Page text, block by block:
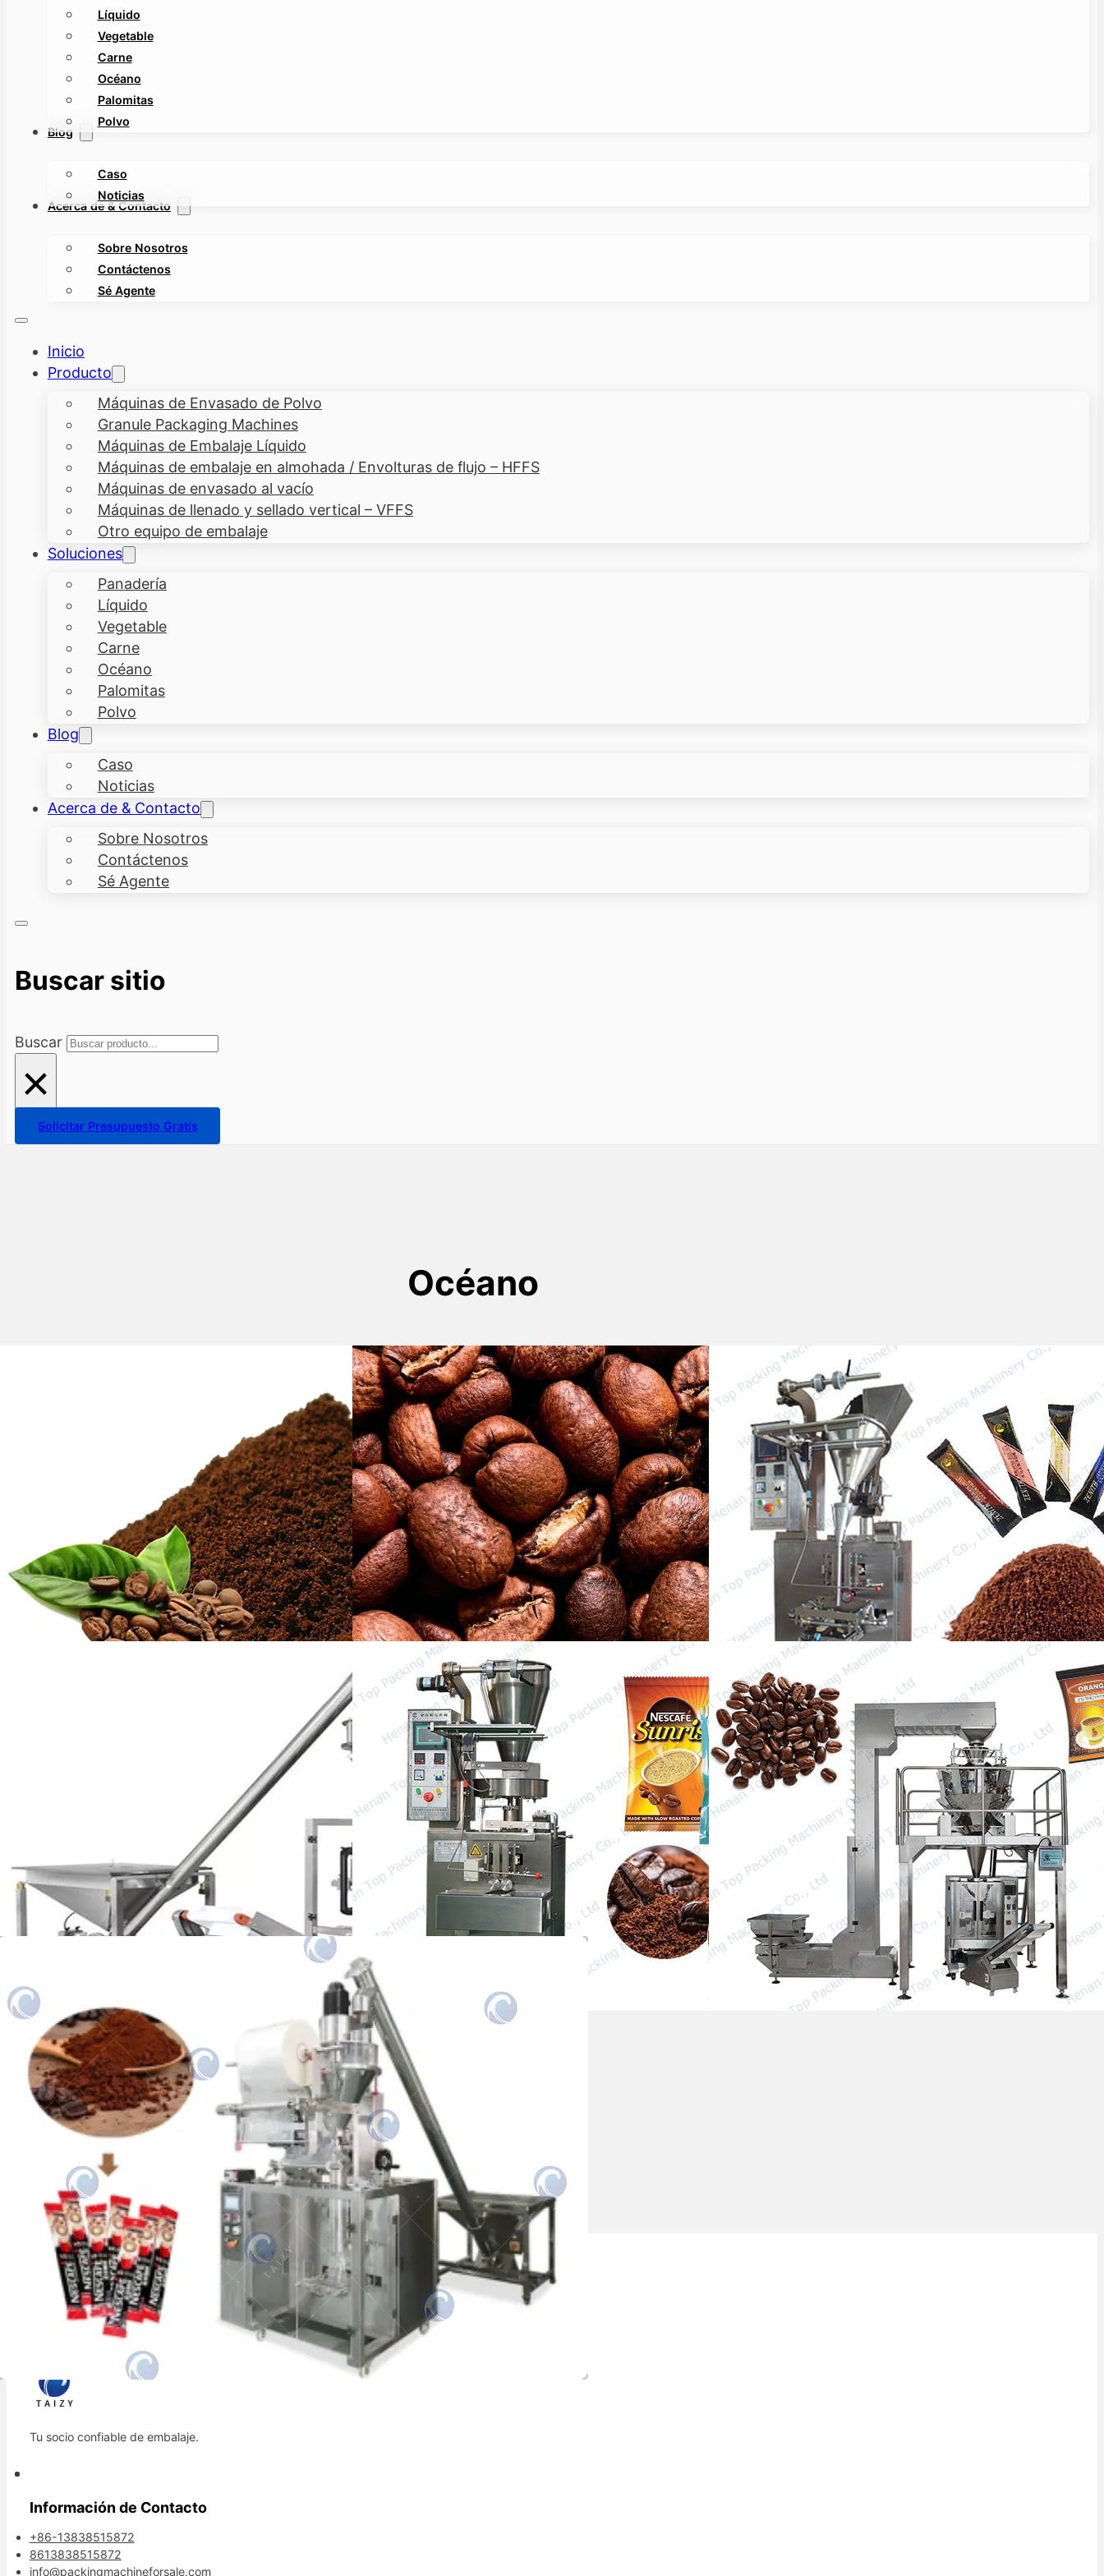
Líquido
Vegetable
Carne
Océano
Palomitas
Polvo
Blog
Caso
Noticias
Acerca de & Contacto
Sobre Nosotros
Contáctenos
Sé Agente
Inicio
Producto
Máquinas de Envasado de Polvo
Granule Packaging Machines
Máquinas de Embalaje Líquido
Máquinas de embalaje en almohada / Envolturas de flujo – HFFS
Máquinas de envasado al vacío
Máquinas de llenado y sellado vertical – VFFS
Otro equipo de embalaje
Soluciones
Panadería
Líquido
Vegetable
Carne
Océano
Palomitas
Polvo
Blog
Caso
Noticias
Acerca de & Contacto
Sobre Nosotros
Contáctenos
Sé Agente
Buscar sitio
Buscar
×
Solicitar Presupuesto Gratis
Océano
¿Cómo Empaquetar Café?
En el ámbito de la producción de café, el
arte del empaque tiene una importancia
primordial. ¿Cómo el café…
Tipos de Empaque de Café
Cuando se trata de café, la calidad de los
granos es crucial, pero también lo es…
Encuentra la mejor máquina
de envasado de café en el
Reino Unido
Cuando se trata de envasar café en el
Reino Unido, elegir la máquina de
envasado de café adecuada…
¿Cuáles son las ventajas de la
máquina de envasado de
Con el desarrollo de la ciencia y la
tecnología, el desarrollo de la industria
de la maquinaria de envasado es…
¿Cuáles son los puntos para
comprar una máquina de
envasado de café?
Cuando elijas una máquina de envasado
de café para tus granos de café y café en
polvo, tú…
¿Cómo elegir la máquina de
embalaje de café óptima?
Las máquinas de embalaje de café juegan
un papel indispensable en la industria del
café. No solo pueden…
Coffee Packing Machine
This article introduces Taizy coffee
packing machines, including both coffee
powder packaging machine and coffee…
Tu socio confiable de embalaje.
Información de Contacto
+86-13838515872
8613838515872
info@packingmachineforsale.com